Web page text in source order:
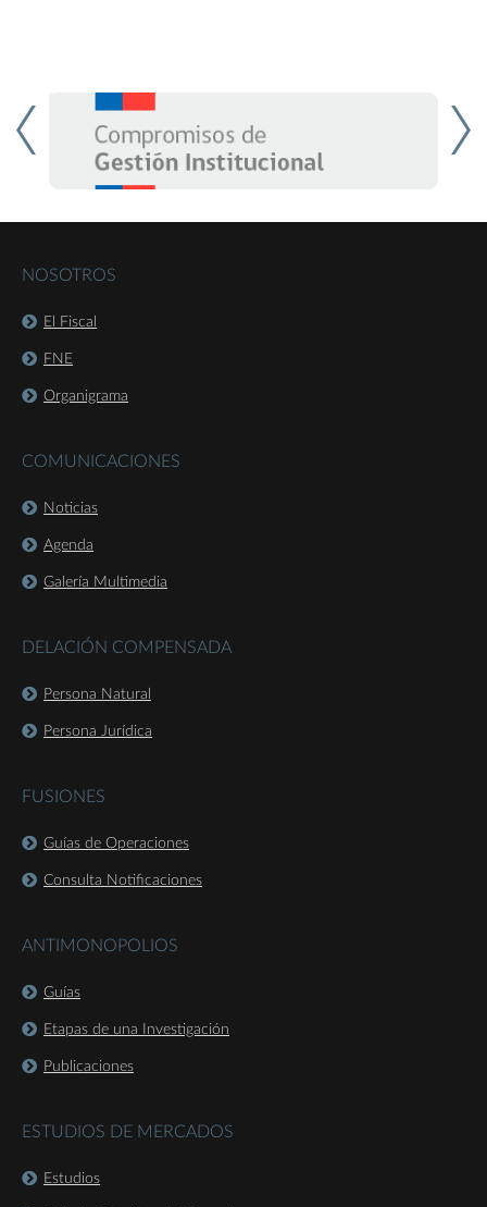
NOSOTROS
El Fiscal
FNE
Organigrama
COMUNICACIONES
Noticias
Agenda
Galería Multimedia
DELACIÓN COMPENSADA
Persona Natural
Persona Jurídica
FUSIONES
Guías de Operaciones
Consulta Notificaciones
ANTIMONOPOLIOS
Guías
Etapas de una Investigación
Publicaciones
ESTUDIOS DE MERCADOS
Estudios